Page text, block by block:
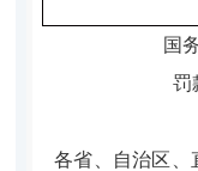
国
罚
各省、自治区、